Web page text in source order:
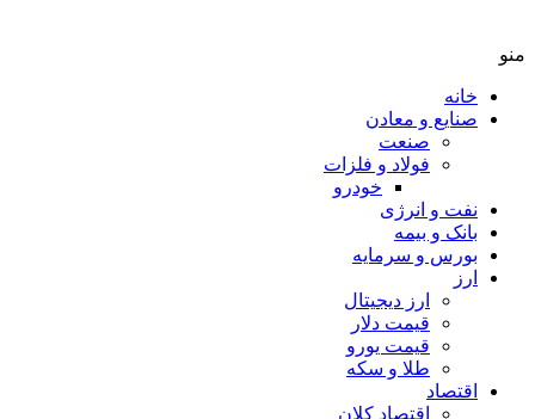
خانه
صنایع و معادن
صنعت
فولاد و فلزات
خودرو
نفت و انرژی
بانک و بیمه
بورس و سرمایه
ارز دیجیتال
قیمت دلار
قیمت یورو
طلا و سکه
اقتصاد
اقتصاد کلان